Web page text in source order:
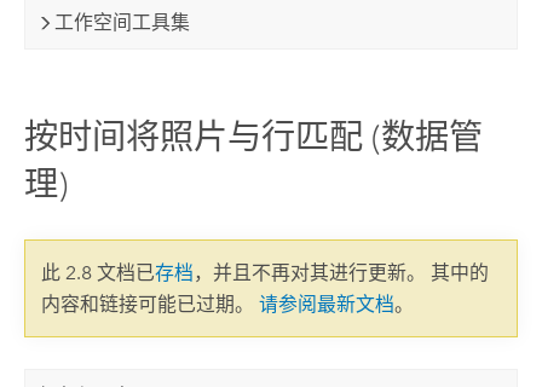
工作空间工具集
按时间将照片与行匹配 (数据管
理)
此 2.8 文档已存档，并且不再对其进行更新。 其中的
内容和链接可能已过期。 请参阅最新文档。